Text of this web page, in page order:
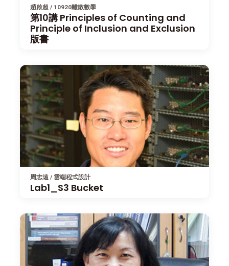
趙啟超 / 10920離散數學
第10講 Principles of Counting and
Principle of Inclusion and Exclusion
版書
周志遠 / 雲端程式設計
Lab1_S3 Bucket